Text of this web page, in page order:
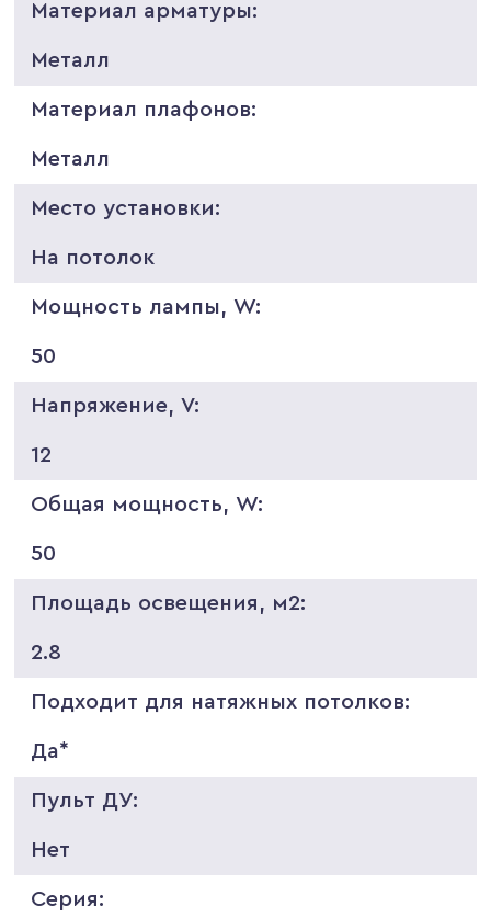
Материал арматуры:
Металл
Материал плафонов:
Металл
Место установки:
На потолок
Мощность лампы, W:
50
Напряжение, V:
12
Общая мощность, W:
50
Площадь освещения, м2:
2.8
Подходит для натяжных потолков:
Да*
Пульт ДУ:
Нет
Серия: